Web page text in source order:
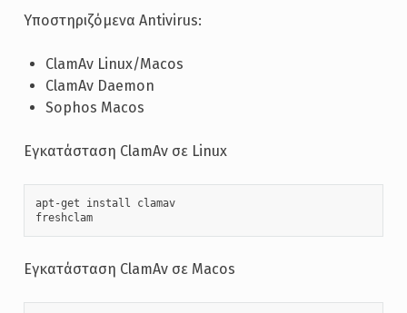
Υποστηριζόμενα Antivirus:
ClamAv Linux/Macos
ClamAv Daemon
Sophos Macos
Εγκατάσταση ClamAv σε Linux
apt-get install clamav
freshclam
Εγκατάσταση ClamAv σε Macos